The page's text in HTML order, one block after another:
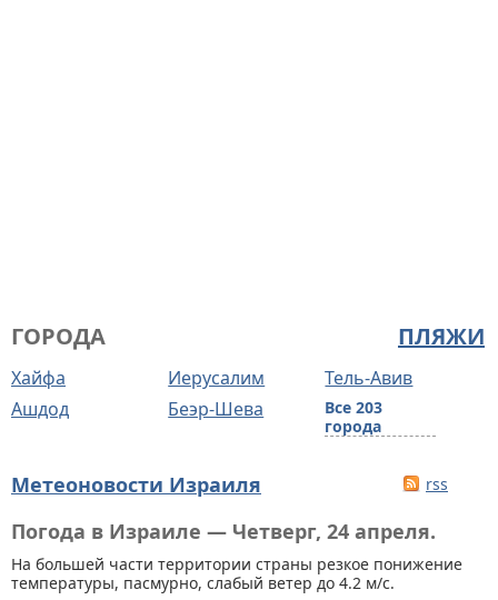
ПЛЯЖИ
ГОРОДА
Хайфа Иерусалим
Тель-Авив
Ашдод
Беэр-Шева
Все 203
города
Метеоновости Израиля rss
Погода в Израиле — Четверг, 24 апреля.
На большей части территории страны резкое понижение
температуры, пасмурно, слабый ветер до 4.2 м/с.